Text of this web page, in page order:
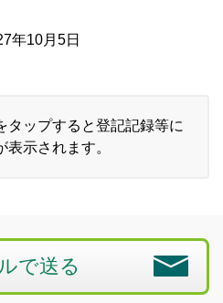
年10月5日
タップすると登記記録等に
表示されます。
で送る